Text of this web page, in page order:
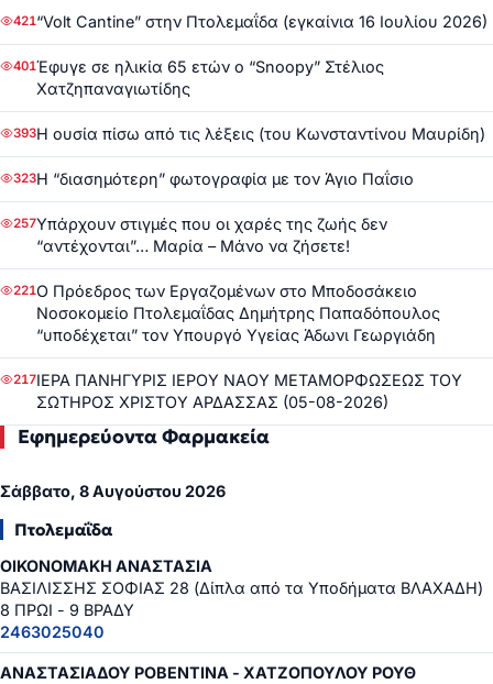
421“Volt Cantine” στην Πτολεμαΐδα (εγκαίνια 16 Ιουλίου 2026)
401Έφυγε σε ηλικία 65 ετών ο “Snoopy” Στέλιος
Χατζηπαναγιωτίδης
393Η ουσία πίσω από τις λέξεις (του Κωνσταντίνου Μαυρίδη)
323Η “διασημότερη” φωτογραφία με τον Άγιο Παΐσιο
257Υπάρχουν στιγμές που οι χαρές της ζωής δεν
“αντέχονται”… Μαρία – Μάνο να ζήσετε!
221Ο Πρόεδρος των Εργαζομένων στο Μποδοσάκειο
Νοσοκομείο Πτολεμαΐδας Δημήτρης Παπαδόπουλος
“υποδέχεται” τον Υπουργό Υγείας Άδωνι Γεωργιάδη
217ΙΕΡΑ ΠΑΝΗΓΥΡΙΣ ΙΕΡΟΥ ΝΑΟΥ ΜΕΤΑΜΟΡΦΩΣΕΩΣ ΤΟΥ
ΣΩΤΗΡΟΣ ΧΡΙΣΤΟΥ ΑΡΔΑΣΣΑΣ (05-08-2026)
Εφημερεύοντα Φαρμακεία
Σάββατο, 8 Αυγούστου 2026
Πτολεμαΐδα
ΟΙΚΟΝΟΜΑΚΗ ΑΝΑΣΤΑΣΙΑ
ΒΑΣΙΛΙΣΣΗΣ ΣΟΦΙΑΣ 28 (Δίπλα από τα Υποδήματα ΒΛΑΧΑΔΗ)
8 ΠΡΩΙ - 9 ΒΡΑΔΥ
2463025040
ΑΝΑΣΤΑΣΙΑΔΟΥ ΡΟΒΕΝΤΙΝΑ - ΧΑΤΖΟΠΟΥΛΟΥ ΡΟΥΘ